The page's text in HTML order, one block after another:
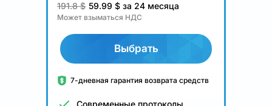
191.8 $ 59.99 $ за 24 месяца
Может взыматься НДС
Выбрать
7-дневная гарантия возврата средств